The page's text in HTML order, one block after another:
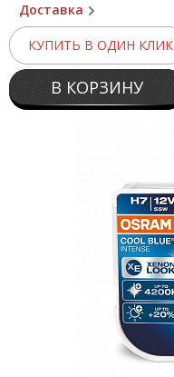
Доставка
КУПИТЬ В ОДИН КЛИК
В КОРЗИНУ